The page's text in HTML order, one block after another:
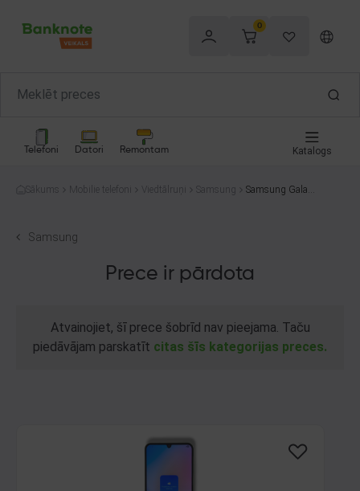
0
Telefoni Datori Remontam Katalogs
Sākums Mobilie telefoni Viedtālruņi Samsung
Samsung Galaxy
Samsung
Prece ir pārdota
Atvainojiet, šī prece šobrīd nav pieejama. Taču
piedāvājam parskatīt citas šīs kategorijas preces.